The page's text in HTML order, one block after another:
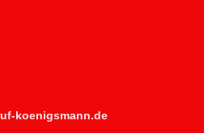
koenigsmann.de